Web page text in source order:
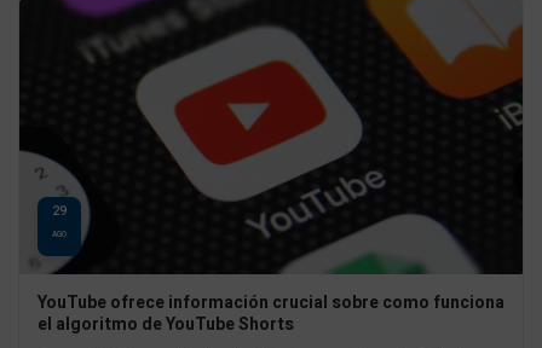
29
AGO
YouTube ofrece información crucial sobre como funciona
el algoritmo de YouTube Shorts